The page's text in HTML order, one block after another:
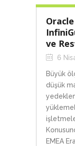
Oracle
ve
6
Büyük
düşük
EMEA